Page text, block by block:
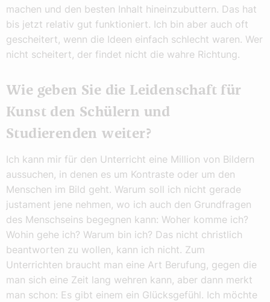
machen und den besten Inhalt hineinzubuttern. Das hat
bis jetzt relativ gut funktioniert. Ich bin aber auch oft
gescheitert, wenn die Ideen einfach schlecht waren. Wer
nicht scheitert, der findet nicht die wahre Richtung.
Wie geben Sie die Leidenschaft für
Kunst den Schülern und
Studierenden weiter?
Ich kann mir für den Unterricht eine Million von Bildern
aussuchen, in denen es um Kontraste oder um den
Menschen im Bild geht. Warum soll ich nicht gerade
justament jene nehmen, wo ich auch den Grundfragen
des Menschseins begegnen kann: Woher komme ich?
Wohin gehe ich? Warum bin ich? Das nicht christlich
beantworten zu wollen, kann ich nicht. Zum
Unterrichten braucht man eine Art Berufung, gegen die
man sich eine Zeit lang wehren kann, aber dann merkt
man schon: Es gibt einem ein Glücksgefühl. Ich möchte